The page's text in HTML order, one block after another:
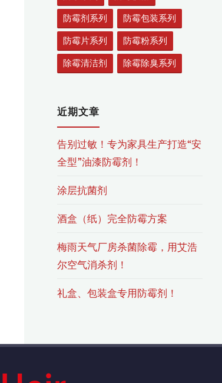
防霉剂系列
防霉包装系列
防霉片系列
防霉粉系列
除霉清洁剂
除霉除臭系列
近期文章
告别过敏！专为家具生产打造“安
全型”油漆防霉剂！
涂层抗菌剂
酒盒（纸）完全防霉方案
梅雨天气厂房杀菌除霉，用艾浩
尔空气消杀剂！
礼盒、包装盒专用防霉剂！